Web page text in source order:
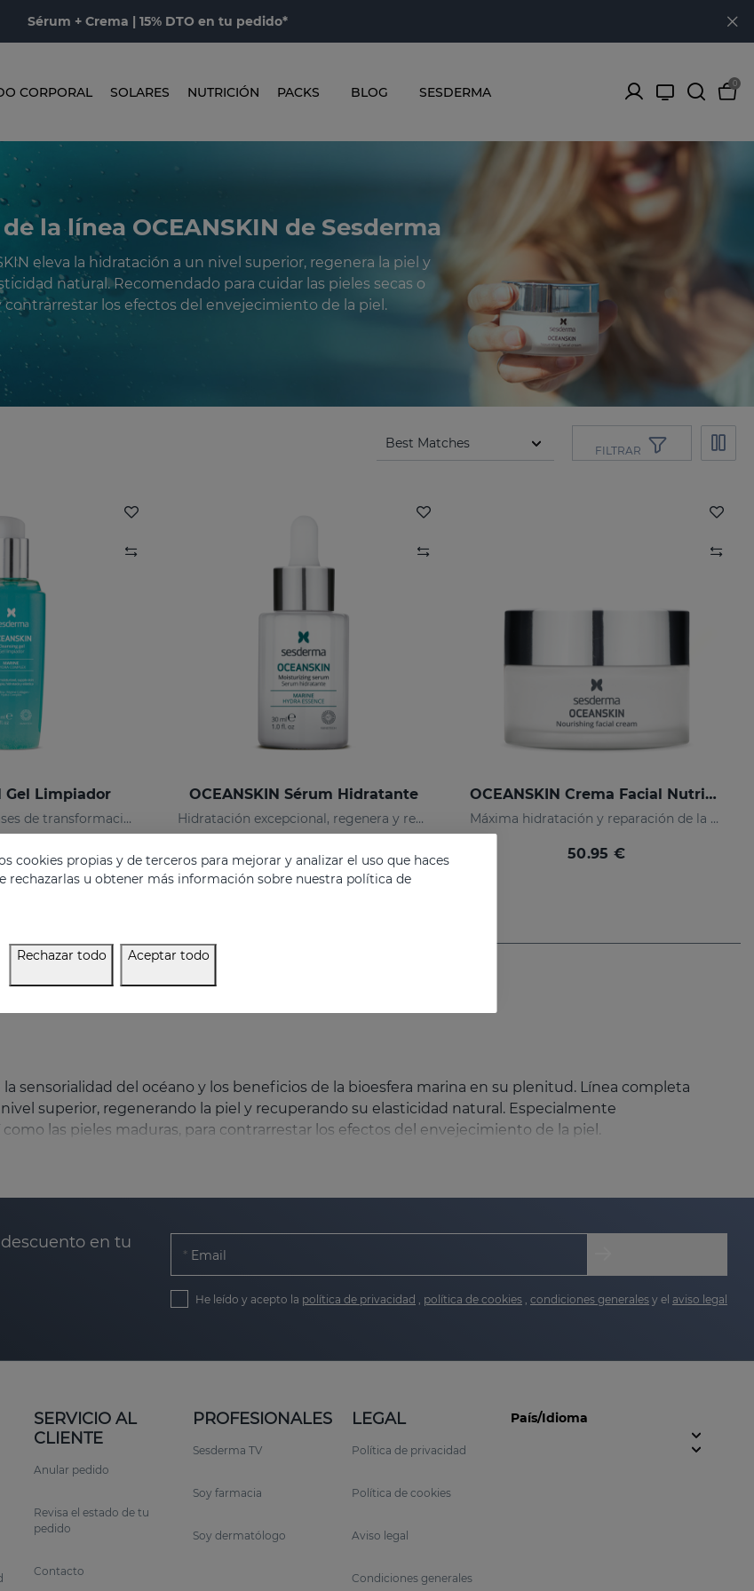
Sérum + Crema | 15% DTO en tu pedido*
CORPORAL SOLARES NUTRICIÓN PACKS BLOG SESDERMA
0
la línea OCEANSKIN de Sesderma
eleva la hidratación a un nivel superior, regenera la piel y
natural. Recomendado para cuidar las pieles secas o
contrarrestar los efectos del envejecimiento de la piel.
FILTRAR
Gel Limpiador
Limpiador con 3 fases de transformación que limpia, desmaquilla y cuida la piel
€
OCEANSKIN Sérum Hidratante
Hidratación excepcional, regenera y recupera la elasticidad de la piel
50.95 €
OCEANSKIN Crema Facial Nutritiva
Máxima hidratación y reparación de la piel
50.95 €
sensorialidad del océano y los beneficios de la bioesfera marina en su plenitud. Línea completa
superior, regenerando la piel y recuperando su elasticidad natural. Especialmente
las pieles maduras, para contrarrestar los efectos del envejecimiento de la piel.
en tu
Email
He leído y acepto la política de privacidad política de cookies condiciones generales y el aviso legal
SERVICIO AL
CLIENTE
Anular pedido
Revisa el estado de tu
pedido
Contacto
PROFESIONALES
Sesderma TV
Soy farmacia
Soy dermatólogo
LEGAL
Política de privacidad
Política de cookies
Aviso legal
Condiciones generales
País/Idioma
cookies propias y de terceros para mejorar y analizar el uso que haces
rechazarlas u obtener más información sobre nuestra política de
Rechazar todo Aceptar todo